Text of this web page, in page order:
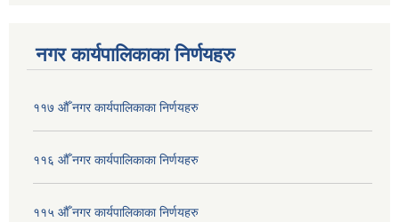
नगर कार्यपालिकाका निर्णयहरु
११७ औँ नगर कार्यपालिकाका निर्णयहरु
११६ औँ नगर कार्यपालिकाका निर्णयहरु
११५ औँ नगर कार्यपालिकाका निर्णयहरु